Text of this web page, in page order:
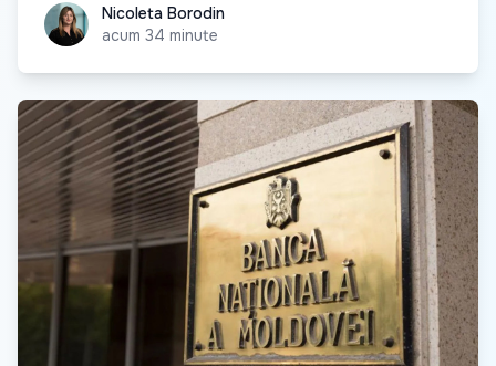
Nicoleta Borodin
Nicoleta Borodin
acum 34 minute